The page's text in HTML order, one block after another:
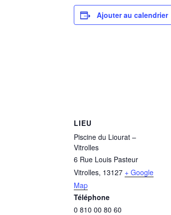
Ajouter au calendrier
LIEU
Piscine du Liourat –
Vitrolles
6 Rue Louis Pasteur
Vitrolles, 13127 + Google
Map
Téléphone
0 810 00 80 60